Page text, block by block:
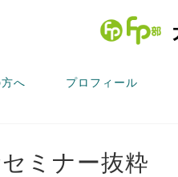
へ プロフィール
ミナー抜粋